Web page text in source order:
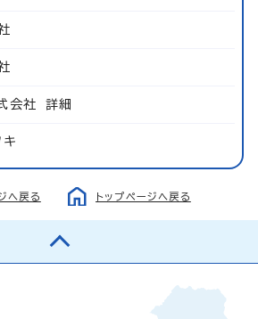
会社 詳細
キ
へ戻る トップページへ戻る